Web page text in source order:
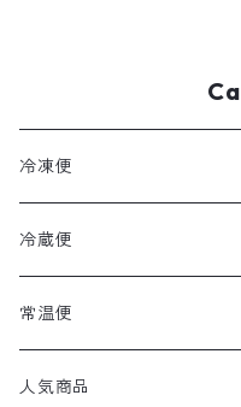
冷凍便
冷蔵便
常温便
人気商品